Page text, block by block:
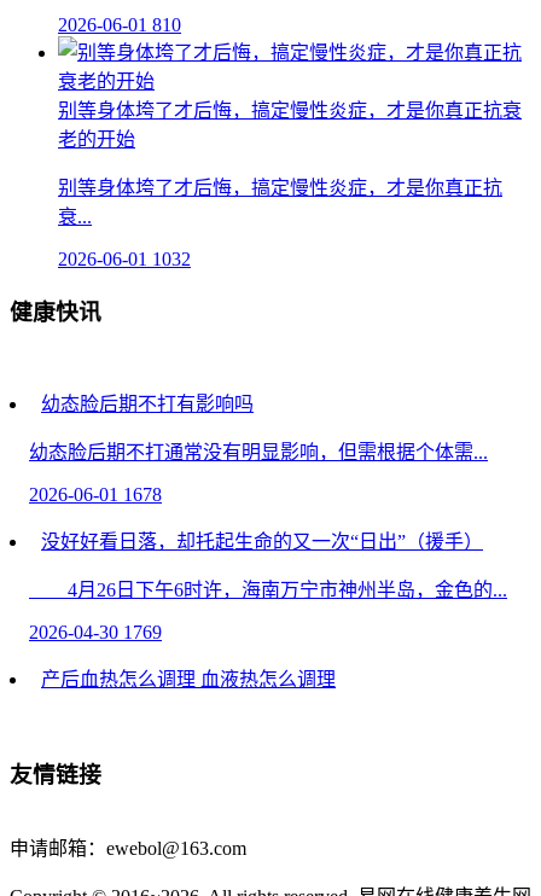
2026-06-01 810
别等身体垮了才后悔，搞定慢性炎症，才是你真正抗衰
老的开始
别等身体垮了才后悔，搞定慢性炎症，才是你真正抗
衰...
2026-06-01 1032
健康快讯
幼态脸后期不打有影响吗
幼态脸后期不打通常没有明显影响，但需根据个体需...
2026-06-01 1678
没好好看日落，却托起生命的又一次“日出”（援手）
4月26日下午6时许，海南万宁市神州半岛，金色的...
2026-04-30 1769
产后血热怎么调理 血液热怎么调理
2026-04-21
该留意吗？
友情链接
申请邮箱：ewebol@163.com